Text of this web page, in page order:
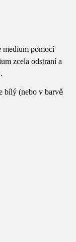
medium pomocí
zcela odstraní a
bílý (nebo v barvě